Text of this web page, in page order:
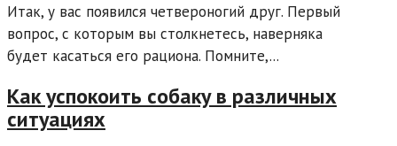
Итак, у вас появился четвероногий друг. Первый
вопрос, с которым вы столкнетесь, наверняка
будет касаться его рациона. Помните,...
Как успокоить собаку в различных
ситуациях